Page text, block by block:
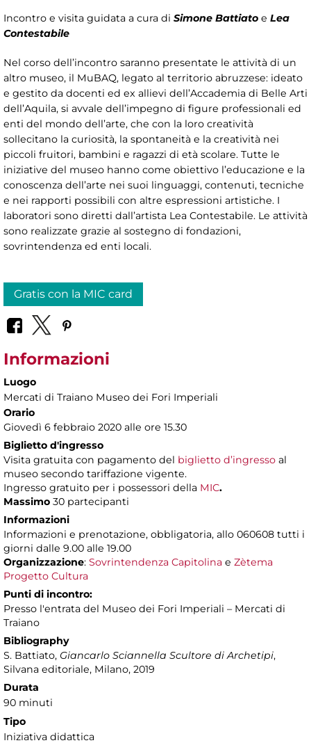
Incontro e visita guidata a cura di Simone Battiato e Lea
Contestabile
Nel corso dell’incontro saranno presentate le attività di un
altro museo, il MuBAQ, legato al territorio abruzzese: ideato
e gestito da docenti ed ex allievi dell’Accademia di Belle Arti
dell’Aquila, si avvale dell’impegno di figure professionali ed
enti del mondo dell’arte, che con la loro creatività
sollecitano la curiosità, la spontaneità e la creatività nei
piccoli fruitori, bambini e ragazzi di età scolare. Tutte le
iniziative del museo hanno come obiettivo l’educazione e la
conoscenza dell’arte nei suoi linguaggi, contenuti, tecniche
e nei rapporti possibili con altre espressioni artistiche. I
laboratori sono diretti dall’artista Lea Contestabile. Le attività
sono realizzate grazie al sostegno di fondazioni,
sovrintendenza ed enti locali.
Gratis con la MIC card
Informazioni
Luogo
Mercati di Traiano Museo dei Fori Imperiali
Orario
Giovedì 6 febbraio 2020 alle ore 15.30
Biglietto d'ingresso
Visita gratuita con pagamento del biglietto d’ingresso al
museo secondo tariffazione vigente.
Ingresso gratuito per i possessori della MIC.
Massimo 30 partecipanti
Informazioni
Informazioni e prenotazione, obbligatoria, allo 060608 tutti i
giorni dalle 9.00 alle 19.00
Organizzazione: Sovrintendenza Capitolina e Zètema
Progetto Cultura
Punti di incontro:
Presso l'entrata del Museo dei Fori Imperiali – Mercati di
Traiano
Bibliography
S. Battiato, Giancarlo Sciannella Scultore di Archetipi,
Silvana editoriale, Milano, 2019
Durata
90 minuti
Tipo
Iniziativa didattica